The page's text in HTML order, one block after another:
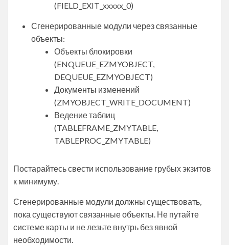
(FIELD_EXIT_xxxxx_0)
Сгенерированные модули через связанные
объекты:
Объекты блокировки
(ENQUEUE_EZMYOBJECT,
DEQUEUE_EZMYOBJECT)
Документы изменений
(ZMYOBJECT_WRITE_DOCUMENT)
Ведение таблиц
(TABLEFRAME_ZMYTABLE,
TABLEPROC_ZMYTABLE)
Постарайтесь свести использование грубых экзитов
к минимуму.
Сгенерированные модули должны существовать,
пока существуют связанные объекты. Не путайте
системе карты и не лезьте внутрь без явной
необходимости.